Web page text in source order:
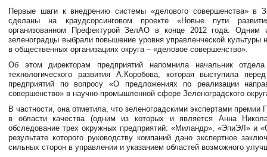
Первые шаги к внедрению системы «делового совершенства» в
сделаны на краудсорсинговом проекте «Новые пути
организованном Префектурой ЗелАО в конце 2012 года. Одним
зеленоградцы выбрали повышение уровня управленческой культуры
в общественных организациях округа – «деловое совершенство».
Об этом директорам предприятий напомнила начальник
технологического развития А.Коробова, которая выступила
предприятий по вопросу «О предложениях по реализации
совершенство» в научно-промышленной сфере Зеленоградского
В частности, она отметила, что зеленоградскими экспертами премии
в области качества (одним из которых и является Анна
обследование трех окружных предприятий: «Миландр», «ЭпиЭЛ» и
результате которого руководству компаний дано экспертное
сильных сторон в управлении и указанием областей возможного